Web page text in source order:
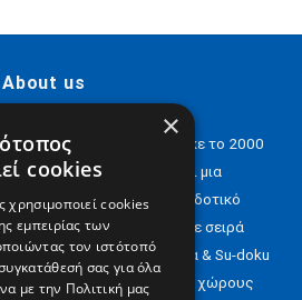
About us
H Digital Content ΑΕ ιδρύθηκε το 2000
και σήμερα έχει να επιδείξει μια
αξιόλογη παρουσία στον εκδοτικό
χώρο με e-books αλλά και με σειρά
περιοδικών για Σταυρόλεξα & Su-doku
αλλά και έντυπα σε άλλους χώρους
×
cookies
χρησιμοποιεί cookies
εμπειρίας των
τον ιστότοπό
σας για όλα
με την Πολιτική μας